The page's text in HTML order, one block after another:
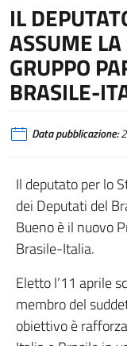
IL
ASSUME
GRUPPO
BRASILE-
Data pubblicazione:
Il deputato per lo
dei Deputati del
Bueno è il nuovo
Brasile-Italia.
Eletto l’11 aprile
membro del
obiettivo è